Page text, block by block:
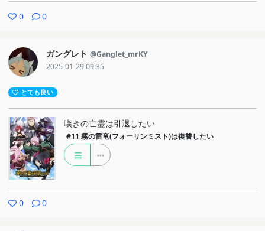
0 0
ガングレト @Ganglet_mrKY
2025-01-29 09:35
とても良い
嘆きの亡霊は引退したい
#11 霧の雷竜(フォーリンミスト)は復讐したい
0 0